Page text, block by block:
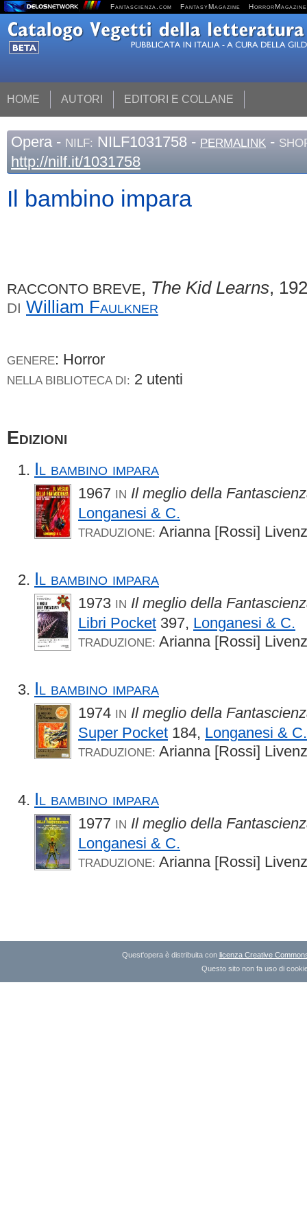
Fantascienza.com FantasyMagazine HorrorMagazine
HOME AUTORI EDITORI E COLLANE
Opera - NILF: NILF1031758 - PERMALINK -
http://nilf.it/1031758
Il bambino impara
RACCONTO BREVE, The Kid Learns,
DI William Faulkner
GENERE: Horror
NELLA BIBLIOTECA DI: 2 utenti
Edizioni
Il bambino impara
1967 IN Il meglio della
Longanesi & C.
TRADUZIONE: Arianna [Rossi]
Il bambino impara
1973 IN Il meglio della
Libri Pocket 397, Longanesi & C.
TRADUZIONE: Arianna [Rossi]
Il bambino impara
1974 IN Il meglio della
Super Pocket 184, Longanesi & C.
TRADUZIONE: Arianna [Rossi]
Il bambino impara
1977 IN Il meglio della
Longanesi & C.
TRADUZIONE: Arianna [Rossi]
Quest'opera è distribuita con licenza Creative
Questo sito non fa uso di